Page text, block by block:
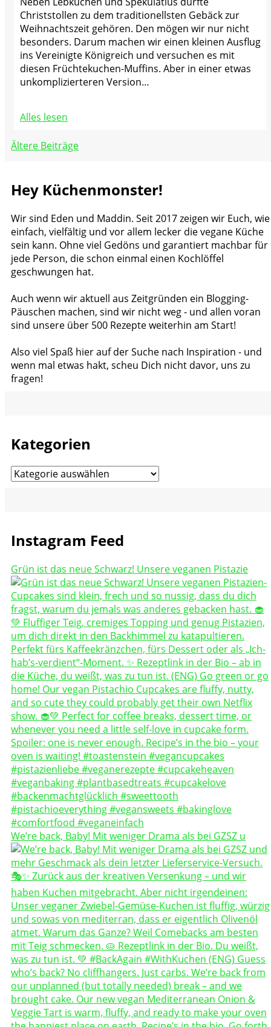
Christstollen zu dem traditionellsten Gebäck zur
Weihnachtszeit gehören. Den mögen wir nur nicht
besonders. Darum machen wir einen kleinen Ausflug
ins Vereinigte Königreich und versuchen es mit
diesen Früchtekuchen-Muffins. Aber in einer etwas
unkomplizierteren Version…
Alles lesen
Beitragsnavigation
Ältere Beiträge
Hey Küchenmonster!
Wir sind Eden und Maddin. Seit 2017 zeigen wir Euch, wie
einfach, vielfältig und vor allem lecker die vegane Küche
sein kann. Ohne viel Gedöns und garantiert machbar für
jede Person, die schon einmal einen Kochlöffel
geschwungen hat.
Auch wenn wir aktuell aus Zeitgründen ein Blogging-
Päuschen machen, sind wir nicht weg - und allen voran
sind unsere über 500 Rezepte weiterhin am Start!
Also viel Spaß hier auf der Suche nach Inspiration - und
wenn mal etwas hakt, scheu Dich nicht davor, uns zu
fragen!
Kategorien
Kategorien
Instagram Feed
Grün ist das neue Schwarz! Unsere veganen Pistazie
We’re back, Baby! Mit weniger Drama als bei GZSZ u